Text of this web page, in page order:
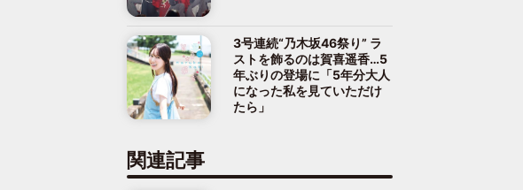
3号連続“乃木坂46祭り” ラ
ストを飾るのは賀喜遥香…5
年ぶりの登場に「5年分大人
になった私を見ていただけ
たら」
関連記事